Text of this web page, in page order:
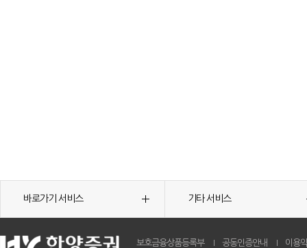
바로가기 서비스 기타 서비스
보호금융상품등록부 공동인증안내 이용